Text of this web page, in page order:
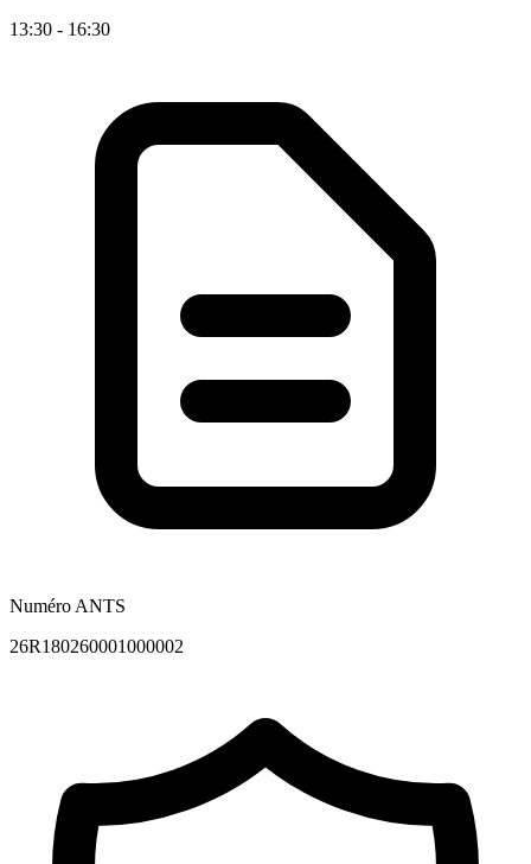
13:30 - 16:30
Numéro ANTS
26R180260001000002